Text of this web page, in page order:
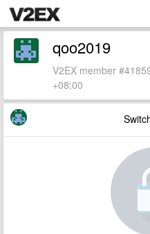
qoo2019
V2EX member
+08:00